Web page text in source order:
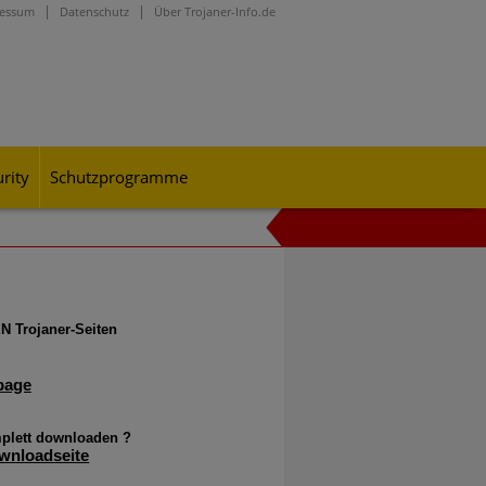
Datenschutz Über Trojaner-Info.de
Schutzprogramme
Trojaner-Seiten
downloaden ?